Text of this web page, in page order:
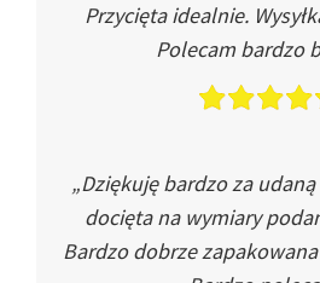
Przycięta idealnie.
Polecam bardzo
„Dziękuję bardzo za
docięta na wymiary
Bardzo dobrze